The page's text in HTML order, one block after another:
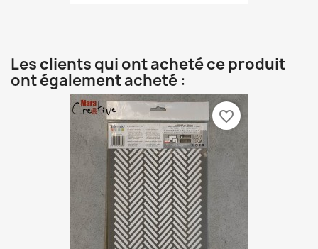
Les clients qui ont acheté ce produit
ont également acheté :
favorite_border